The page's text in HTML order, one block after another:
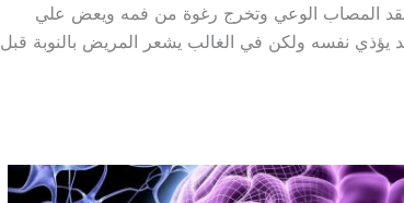
المصاب الوعي وتخرج رغوة من فمه ويعض علي
يؤذي نفسه ولكن في الغالب يشعر المريض بالنوبة قبل